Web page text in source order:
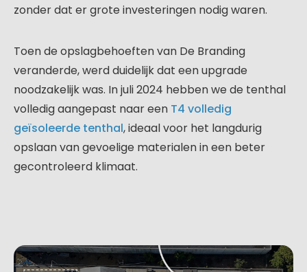
zonder dat er grote investeringen nodig waren.
Toen de opslagbehoeften van De Branding
veranderde, werd duidelijk dat een upgrade
noodzakelijk was. In juli 2024 hebben we de tenthal
volledig aangepast naar een T4 volledig
geïsoleerde tenthal, ideaal voor het langdurig
opslaan van gevoelige materialen in een beter
gecontroleerd klimaat.